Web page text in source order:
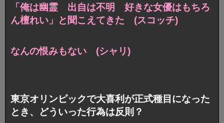
「俺は幽霊 出自は不明 好きな女優はもちろ
ん檀れい」と 聞こえてきた (スコッチ)
なんの恨みもない (シャリ)
東京オリンピックで大喜利が正式種目になった
とき、どういった行為は反則？